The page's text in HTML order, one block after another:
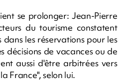
se prolonger: Jean-Pierre
du tourisme constatent
dans les réservations pour les
décisions de vacances ou de
aussi d'être arbitrées vers
France", selon lui.